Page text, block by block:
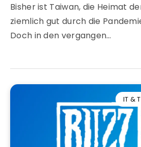
Bisher ist Taiwan, die Heimat
ziemlich gut durch die
Doch in den vergangen…
IT &